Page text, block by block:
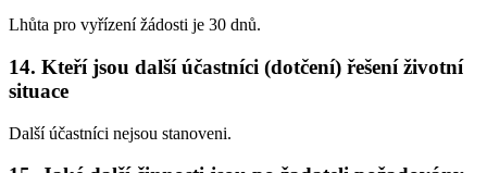
Lhůta pro vyřízení žádosti je 30 dnů.
14. Kteří jsou další účastníci (dotčení) řešení životní
situace
Další účastníci nejsou stanoveni.